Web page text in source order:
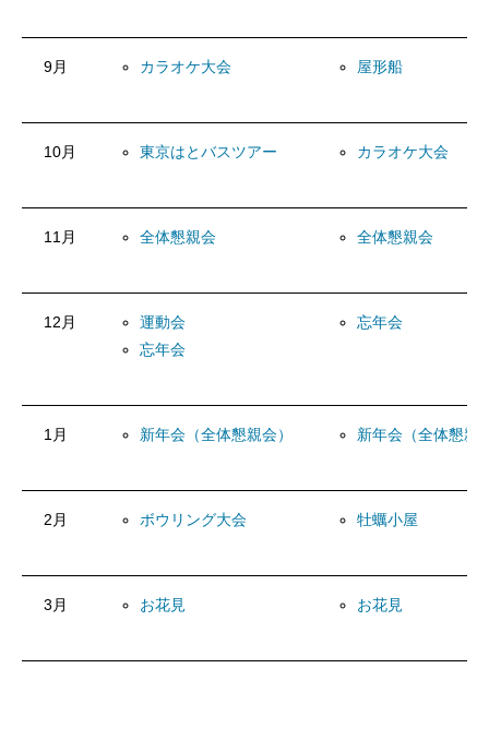
9月 カラオケ大会 屋形船
10月 東京はとバスツアー カラオケ大会
11月 全体懇親会 全体懇親会
12月
運動会
忘年会
忘年会
1月 新年会（全体懇親会） 新年会（全体懇親
2月 ボウリング大会 牡蠣小屋
3月 お花見 お花見